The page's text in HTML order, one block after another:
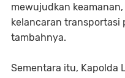
mewujudkan
kelancaran transportasi
tambahnya.
Sementara itu, Kapolda